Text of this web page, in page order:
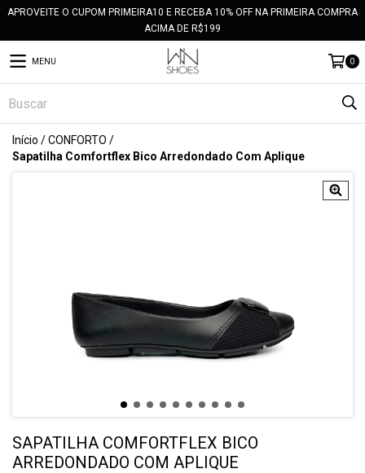
APROVEITE O CUPOM PRIMEIRA10 E RECEBA 10% OFF NA PRIMEIRA COMPRA
ACIMA DE R$199
MENU 0
Início /CONFORTO /
Sapatilha Comfortflex Bico Arredondado Com Aplique
SAPATILHA COMFORTFLEX BICO
ARREDONDADO COM APLIQUE